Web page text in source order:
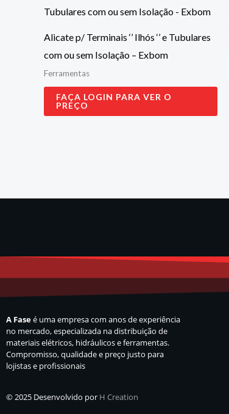
Alicate p/ Terminais ‘’ Ilhós ‘’ e Tubulares
com ou sem Isolação – Exbom
Ferramentas
FAÇA LOGIN PARA VER O
PREÇO
A Faseé uma empresa com anos de experiência
no mercado, especializada na distribuição de
materiais elétricos, hidráulicos e ferramentas.
Compromisso, qualidade e preço justo para
lojistas e profissionais
© 2025 Desenvolvido por H Creation